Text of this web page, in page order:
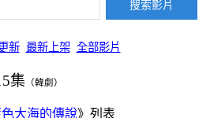
新 最新上架 全部影片
集 （韓劇）
色大海的傳說》列表